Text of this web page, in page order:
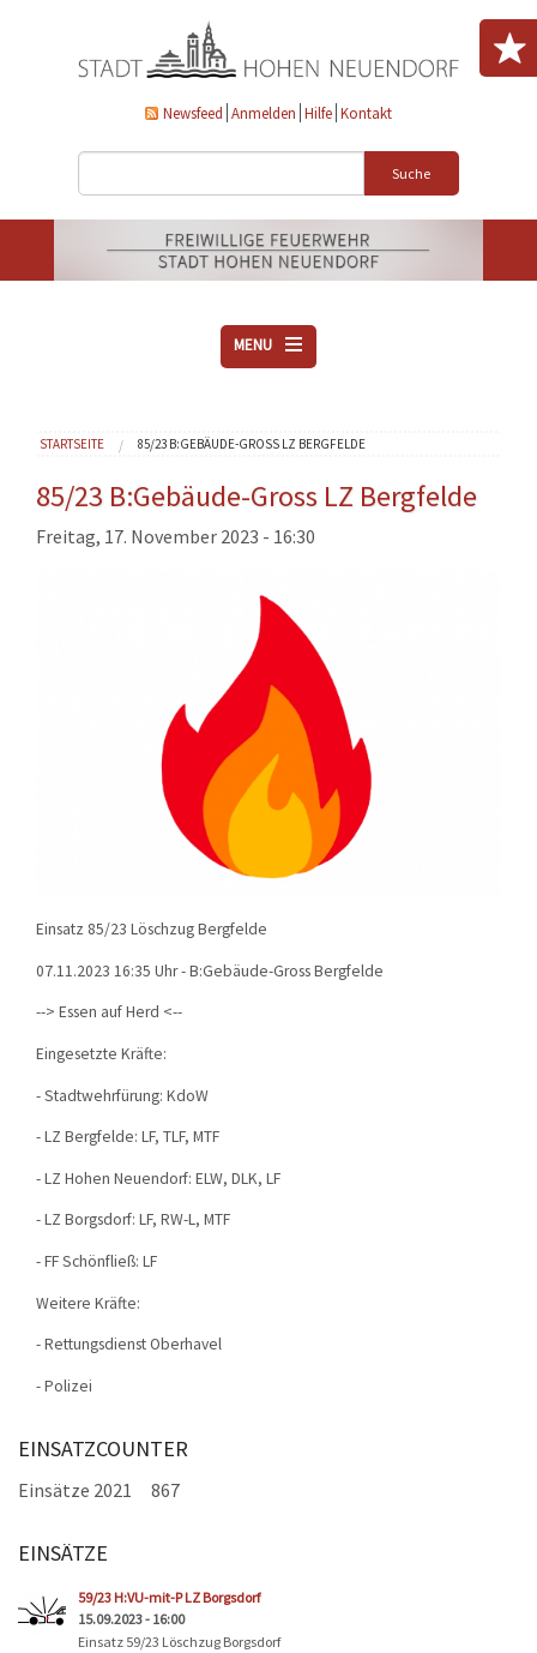
Newsfeed Anmelden Hilfe Kontakt
Suche
MENU
VEREINE
AKTUELLES
DOWNLOADS
TECHNIK
EINSÄTZE
Sie sind hier
STARTSEITE 85/23 B:GEBÄUDE-GROSS LZ BERGFELDE
85/23 B:Gebäude-Gross LZ Bergfelde
Freitag, 17. November 2023 - 16:30
Einsatz 85/23 Löschzug Bergfelde
07.11.2023 16:35 Uhr - B:Gebäude-Gross Bergfelde
--> Essen auf Herd <--
Eingesetzte Kräfte:
- Stadtwehrfürung: KdoW
- LZ Bergfelde: LF, TLF, MTF
- LZ Hohen Neuendorf: ELW, DLK, LF
- LZ Borgsdorf: LF, RW-L, MTF
- FF Schönfließ: LF
Weitere Kräfte:
- Rettungsdienst Oberhavel
- Polizei
EINSATZCOUNTER
Einsätze 2021 867
EINSÄTZE
59/23 H:VU-mit-P LZ Borgsdorf
15.09.2023 - 16:00
Einsatz 59/23 Löschzug Borgsdorf
Seiten